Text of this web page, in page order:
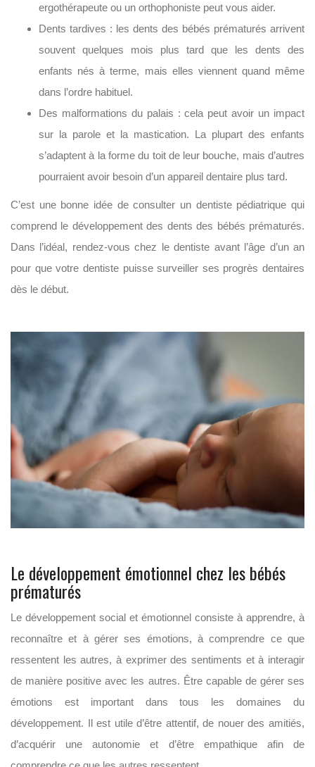
ergothérapeute ou un orthophoniste peut vous aider.
Dents tardives : les dents des bébés prématurés arrivent
souvent quelques mois plus tard que les dents des
enfants nés à terme, mais elles viennent quand même
dans l’ordre habituel.
Des malformations du palais : cela peut avoir un impact
sur la parole et la mastication. La plupart des enfants
s’adaptent à la forme du toit de leur bouche, mais d’autres
pourraient avoir besoin d’un appareil dentaire plus tard.
C’est une bonne idée de consulter un dentiste pédiatrique qui
comprend le développement des dents des bébés prématurés.
Dans l’idéal, rendez-vous chez le dentiste avant l’âge d’un an
pour que votre dentiste puisse surveiller ses progrès dentaires
dès le début.
Le développement émotionnel chez les bébés
prématurés
Le développement social et émotionnel consiste à apprendre, à
reconnaître et à gérer ses émotions, à comprendre ce que
ressentent les autres, à exprimer des sentiments et à interagir
de manière positive avec les autres. Être capable de gérer ses
émotions est important dans tous les domaines du
développement. Il est utile d’être attentif, de nouer des amitiés,
d’acquérir une autonomie et d’être empathique afin de